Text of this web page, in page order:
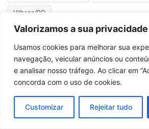
Valorizamos a sua privacidade
Usamos cookies para melhorar sua
navegação, veicular anúncios ou
e analisar nosso tráfego. Ao clicar em
concorda com o uso de cookies.
Customizar Rejeitar tudo
Vilhena/RO
Curta nossa página
👥 Convide seus